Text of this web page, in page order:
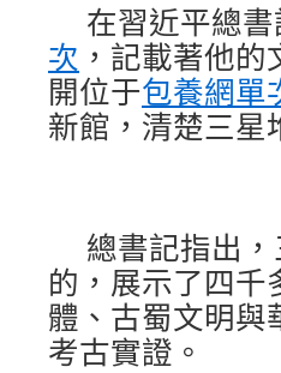
在習近平總
次 ，記載著他
開位于包養網單
新館，清楚三星
總書記指出
的，展示了四千
體、古蜀文明與
考古實證。